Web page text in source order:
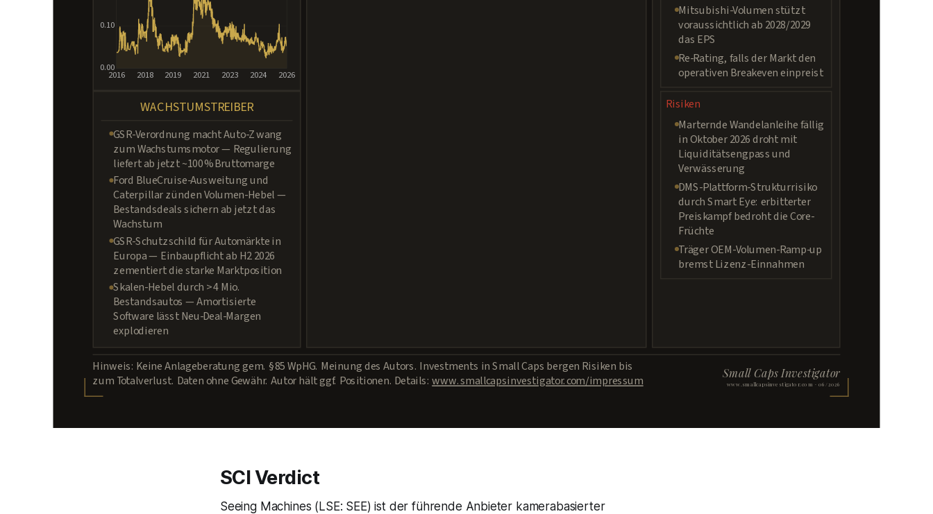
0.00
0.10
2016 2018 2019 2021 2023 2024 2026
WACHSTUMSTREIBER
GSR-Verordnung macht Auto-Zwang
zum Wachstumsmotor — Regulierung
liefert ab jetzt ~100 % Bruttomarge
Ford BlueCruise-Ausweitung und
Caterpillar zünden Volumen-Hebel —
Bestandsdeals sichern ab jetzt das
Wachstum
GSR-Schutzschild für Automärkte in
Europa — Einbaupflicht ab H2 2026
zementiert die starke Marktposition
Skalen-Hebel durch > 4 Mio.
Bestandsautos — Amortisierte
Software lässt Neu-Deal-Margen
explodieren
Mitsubishi-Volumen stützt
voraussichtlich ab 2028/2029
das EPS
Re-Rating, falls der Markt den
operativen Breakeven einpreist
Risiken
Marternde Wandelanleihe fällig
in Oktober 2026 droht mit
Liquiditätsengpass und
Verwässerung
DMS-Plattform-Strukturrisiko
durch Smart Eye: erbitterter
Preiskampf bedroht die Core-
Früchte
Träger OEM-Volumen-Ramp-up
bremst Lizenz-Einnahmen
Hinweis: Keine Anlageberatung gem. § 85 WpHG. Meinung des Autors. Investments in Small Caps bergen Risiken bis
zum Totalverlust. Daten ohne Gewähr. Autor hält ggf. Positionen. Details:www.smallcapsinvestigator.com/impressum
Small Caps Investigator
www.smallcapsinvestigator.com · 06/2026
SCI Verdict
Seeing Machines (LSE: SEE) ist der führende Anbieter kamerabasierter